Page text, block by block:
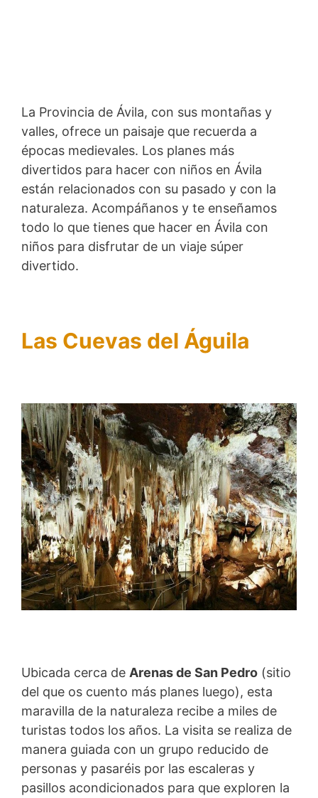
La Provincia de Ávila, con sus montañas y
valles, ofrece un paisaje que recuerda a
épocas medievales. Los planes más
divertidos para hacer con niños en Ávila
están relacionados con su pasado y con la
naturaleza. Acompáñanos y te enseñamos
todo lo que tienes que hacer en Ávila con
niños para disfrutar de un viaje súper
divertido.
Las Cuevas del Águila
Ubicada cerca de Arenas de San Pedro (sitio
del que os cuento más planes luego), esta
maravilla de la naturaleza recibe a miles de
turistas todos los años. La visita se realiza de
manera guiada con un grupo reducido de
personas y pasaréis por las escaleras y
pasillos acondicionados para que exploren la